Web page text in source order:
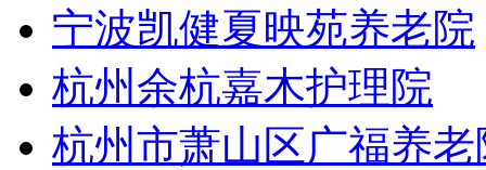
宁波凯健夏映苑养老院
杭州余杭嘉木护理院
杭州市萧山区广福养老